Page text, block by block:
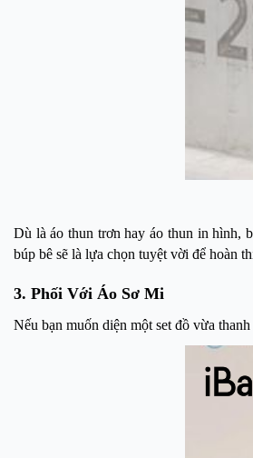
Dù là áo thun trơn hay áo thun in hình,
búp bê sẽ là lựa chọn tuyệt vời để hoàn
3. Phối Với Áo Sơ Mi
Nếu bạn muốn diện một set đồ vừa